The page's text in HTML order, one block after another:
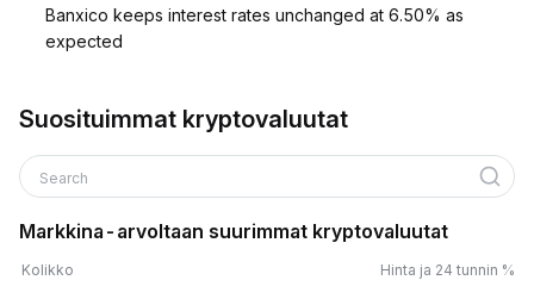
Banxico keeps interest rates unchanged at 6.50% as
expected
Suosituimmat kryptovaluutat
Search
Markkina-arvoltaan suurimmat kryptovaluutat
Kolikko Hinta ja 24 tunnin %